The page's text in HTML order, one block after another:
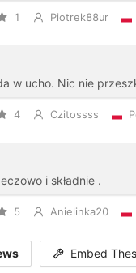
1 Piotrek88ur
w ucho. Nic nie
4 Czitossss
i składnie .
5 Anielinka20
Embed